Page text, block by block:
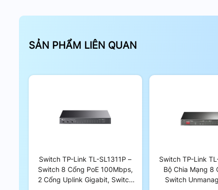
SẢN PHẨM LIÊN QUAN
Switch TP-Link TL-SL1311P –
Switch 8 Cổng PoE 100Mbps,
2 Cổng Uplink Gigabit, Switch
Switch TP-Link
Bộ Chia Mạng 8
Switch